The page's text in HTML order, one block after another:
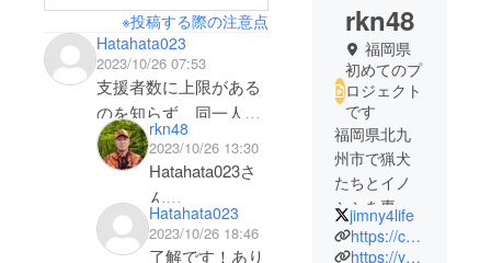
※投稿する際の注意点
Hatahata023
2023/10/26 07:53
支援者数に上限がある
のを知らず、同一人な
のに何回にも分けて支
援してしまいました。
申し訳ございません。
できればhatahata023名
義を、まとめて1人の
rkn48
2023/10/26 13:30
Hatahata023さ
ん
こんにちは。た
くさんのご支援
Hatahata023
2023/10/26 18:46
了解です！あり
rkn48
福岡県
初めてのプ
ロジェクト
です
福岡県北九
州市で猟犬
たちとイノ
シシを専門
に有害鳥獣
駆除活動を
jimny4life
https://congrant.com/project/ryoken/8279
https://yamakujira.theshop.jp